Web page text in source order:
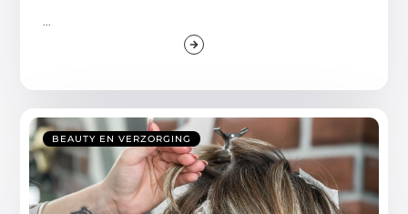
BEAUTY EN VERZORGING